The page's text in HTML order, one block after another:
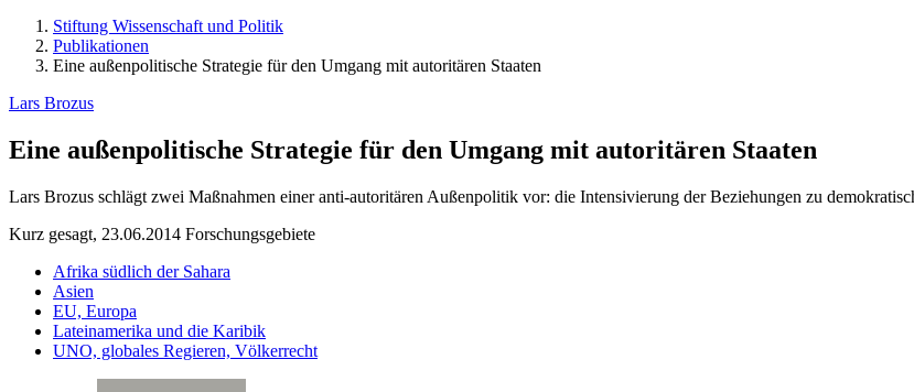
Stiftung Wissenschaft und Politik
Publikationen
Eine außenpolitische Strategie für den Umgang mit autoritären Staaten
Lars Brozus
Eine außenpolitische Strategie für den Umgang mit autoritären Staaten
Lars Brozus schlägt zwei Maßnahmen einer anti-autoritären Außenpolitik vor: die Intensivierung der Beziehungen zu
Kurz gesagt, 23.06.2014 Forschungsgebiete
Afrika südlich der Sahara
Asien
EU, Europa
Lateinamerika und die Karibik
UNO, globales Regieren, Völkerrecht